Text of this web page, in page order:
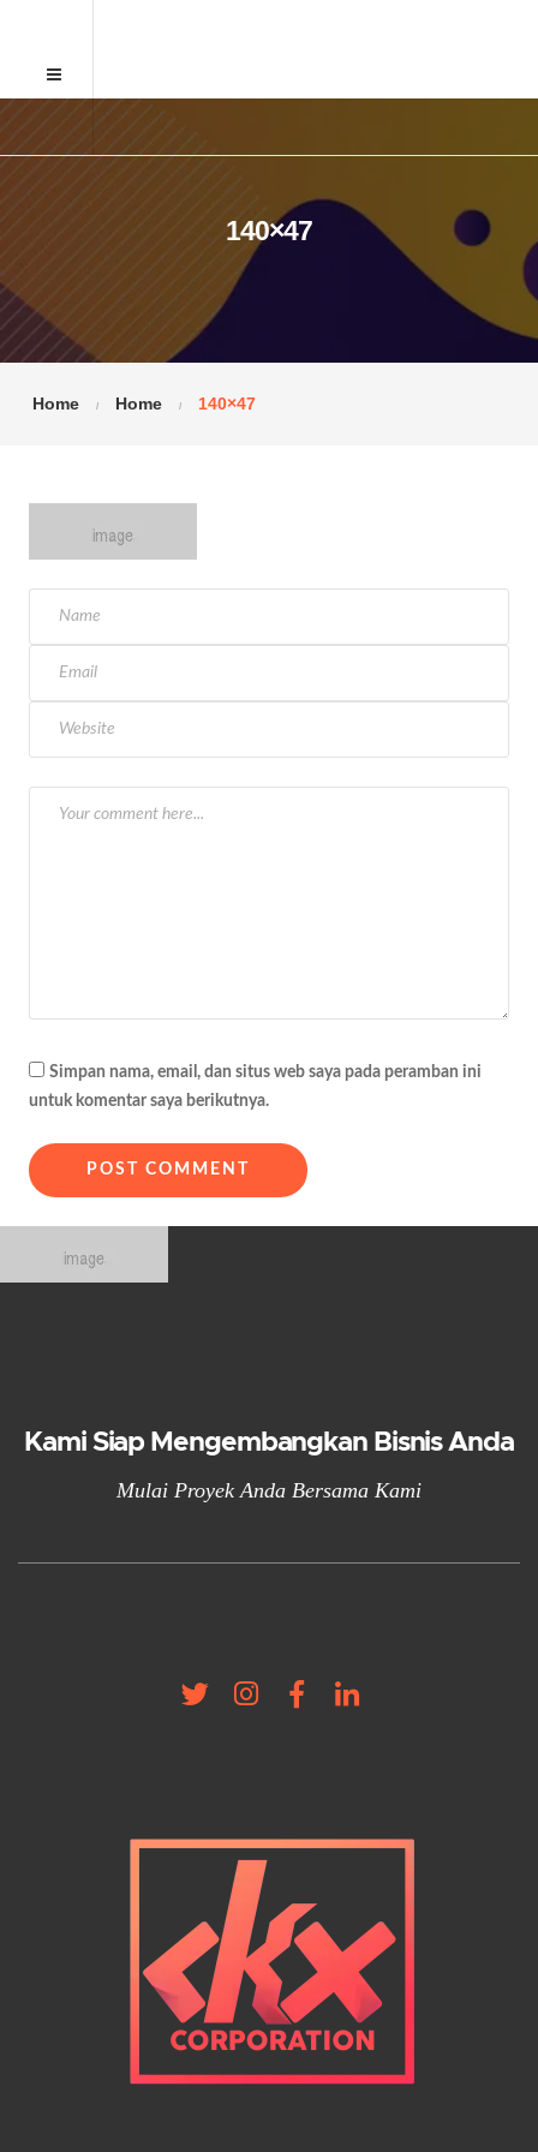
140×47
Home Home 140×47
Simpan nama, email, dan situs web saya pada peramban ini
untuk komentar saya berikutnya.
Kami Siap Mengembangkan Bisnis Anda
Mulai Proyek Anda Bersama Kami